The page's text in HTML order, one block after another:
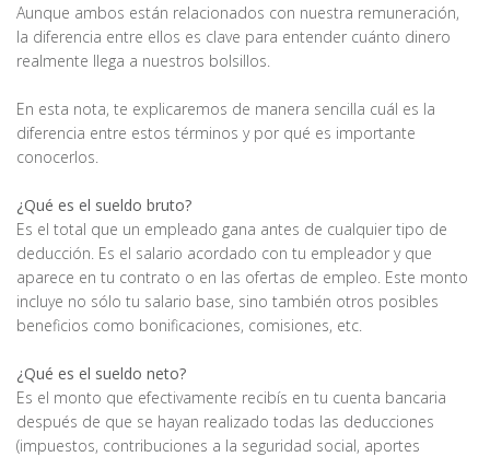
Aunque ambos están relacionados con nuestra remuneración,
la diferencia entre ellos es clave para entender cuánto dinero
realmente llega a nuestros bolsillos.
En esta nota, te explicaremos de manera sencilla cuál es la
diferencia entre estos términos y por qué es importante
conocerlos.
¿Qué es el sueldo bruto?
Es el total que un empleado gana antes de cualquier tipo de
deducción. Es el salario acordado con tu empleador y que
aparece en tu contrato o en las ofertas de empleo. Este monto
incluye no sólo tu salario base, sino también otros posibles
beneficios como bonificaciones, comisiones, etc.
¿Qué es el sueldo neto?
Es el monto que efectivamente recibís en tu cuenta bancaria
después de que se hayan realizado todas las deducciones
(impuestos, contribuciones a la seguridad social, aportes